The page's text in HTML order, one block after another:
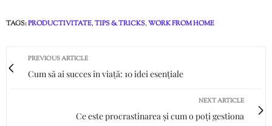
TAGS:PRODUCTIVITATE,TIPS & TRICKS,WORK FROM HOME
PREVIOUS ARTICLE
Cum să ai succes în viață: 10 idei esențiale
NEXT ARTICLE
Ce este procrastinarea și cum o poți gestiona